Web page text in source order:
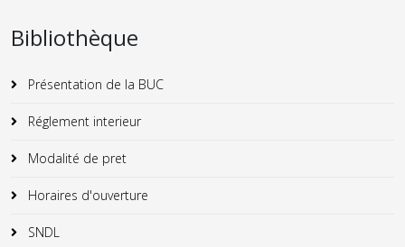
Bibliothèque
Présentation de la BUC
Réglement interieur
Modalité de pret
Horaires d'ouverture
SNDL